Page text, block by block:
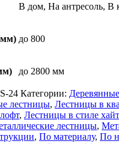
В дом, На антресоль, В
до 800
до 2800 мм
24 Категории:
лестницы, Лестницы в
, Лестницы в стиле
лестницы,
, По материалу, По